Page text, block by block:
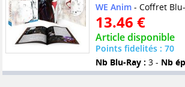
WE Anim- Coffret
13.46 €
Article disponible
Points fidelités : 70
Nb Blu-Ray : 3 - Nb